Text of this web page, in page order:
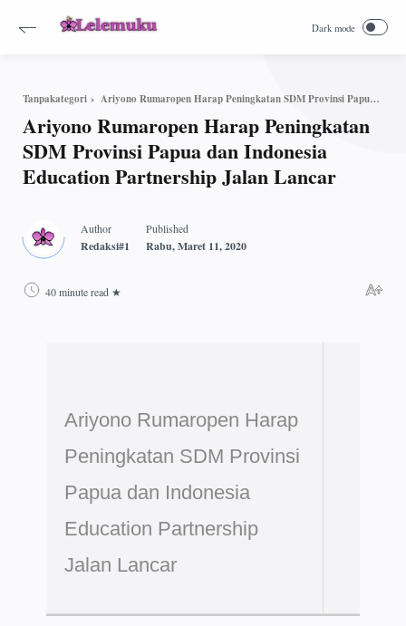
Tanpakategori Ariyono Rumaropen Harap Peningkatan SDM Provinsi Papua dan Indonesia Education Partnership Jalan Lancar
Ariyono Rumaropen Harap Peningkatan
SDM Provinsi Papua dan Indonesia
Education Partnership Jalan Lancar
40 minute read
Ariyono Rumaropen Harap
Peningkatan SDM Provinsi
Papua dan Indonesia
Education Partnership
Jalan Lancar